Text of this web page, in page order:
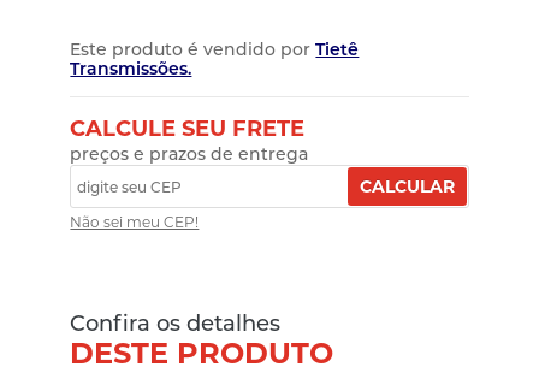
Este produto é vendido porTietê
Transmissões.
CALCULE SEU FRETE
preços e prazos de entrega
CALCULAR
Não sei meu CEP!
Confira os detalhes
DESTE PRODUTO